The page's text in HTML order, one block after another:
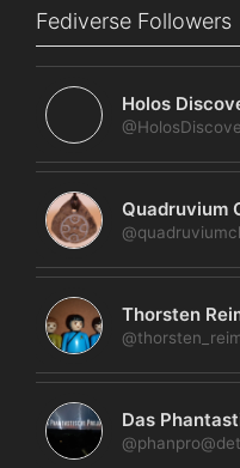
Fediverse Followers
Holos
Quadruvium
Thorsten
Das